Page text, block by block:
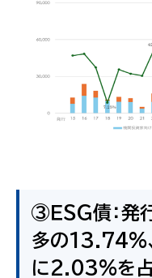
③ＥＳＧ債：
多の13.74%
に2.03%を